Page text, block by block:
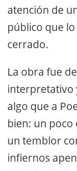
atención de
público que
cerrado.
La obra fue
interpretativo
algo que a
bien: un
un temblor
infiernos